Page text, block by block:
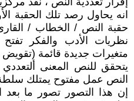
انه يحاول رصد تلك الحقبة
حقبة النص / الخطاب /
نظريات الأدب والفكر
متغيرات جديدة قائمة (تقويض
يتحقق للنص المعنى
النص عمل مفتوح يمتلك سلطة
إن هذا التصور تصور ما بعد